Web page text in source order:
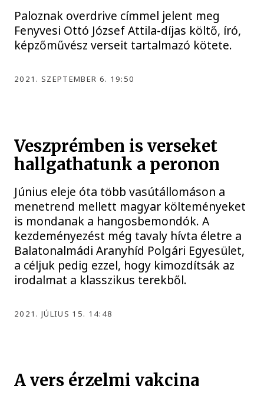
Paloznak overdrive címmel jelent meg
Fenyvesi Ottó József Attila-díjas költő, író,
képzőművész verseit tartalmazó kötete.
2021. SZEPTEMBER 6. 19:50
Veszprémben is verseket
hallgathatunk a peronon
Június eleje óta több vasútállomáson a
menetrend mellett magyar költeményeket
is mondanak a hangosbemondók. A
kezdeményezést még tavaly hívta életre a
Balatonalmádi Aranyhíd Polgári Egyesület,
a céljuk pedig ezzel, hogy kimozdítsák az
irodalmat a klasszikus terekből.
2021. JÚLIUS 15. 14:48
A vers érzelmi vakcina